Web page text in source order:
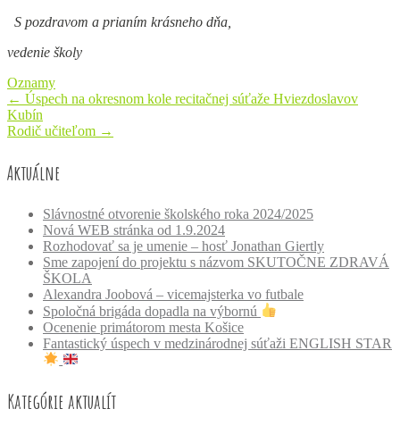
S pozdravom a prianím krásneho dňa,
vedenie školy
Oznamy
Post
navigation
← Úspech na okresnom kole recitačnej súťaže Hviezdoslavov
Kubín
Rodič učiteľom →
Aktuálne
Slávnostné otvorenie školského roka 2024/2025
Nová WEB stránka od 1.9.2024
Rozhodovať sa je umenie – hosť Jonathan Giertly
Sme zapojení do projektu s názvom SKUTOČNE ZDRAVÁ
ŠKOLA
Alexandra Joobová – vicemajsterka vo futbale
Spoločná brigáda dopadla na výbornú
Ocenenie primátorom mesta Košice
Fantastický úspech v medzinárodnej súťaži ENGLISH STAR
Kategórie aktualít